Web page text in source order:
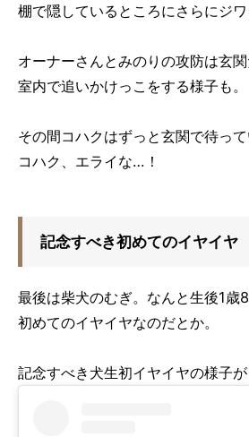
棚で隠しているところにさらにジワ
オーナーさんとみのりの攻防は玄関
室内で追いかけっこをする様子も。
その間コハクはずっと玄関で待って
コハク、エライな…！
記念すべき初めてのイヤイヤ
最後は柴犬のむぎ。なんと生後1歳
初めてのイヤイヤなのだとか。
記念すべき犬生初イヤイヤの様子が